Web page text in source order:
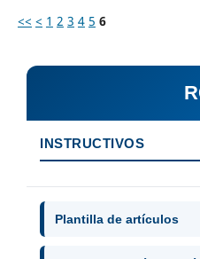
<< < 1 2 3 4 5 6
INSTRUCTIVOS
Plantilla de artículos